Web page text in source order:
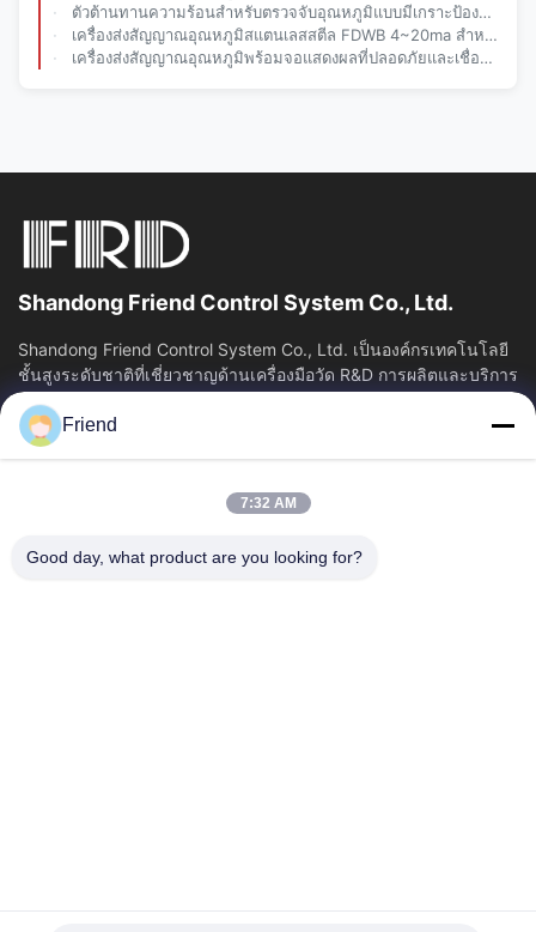
ตัวต้านทานความร้อนสำหรับตรวจจับอุณหภูมิแบบมีเกราะป้องกันสำหรับความแม่นยำสูง
เครื่องส่งสัญญาณอุณหภูมิสแตนเลสสตีล FDWB 4~20ma สำหรับอุตสาหกรรมดูแลสุขภาพ
เครื่องส่งสัญญาณอุณหภูมิพร้อมจอแสดงผลที่ปลอดภัยและเชื่อถือได้ เครื่องวัดอุณหภูมิความแม่นยำสูง
Shandong Friend Control System Co., Ltd.
Shandong Friend Control System Co., Ltd. เป็นองค์กรเทคโนโลยี
ชั้นสูงระดับชาติที่เชี่ยวชาญด้านเครื่องมือวัด R&D การผลิตและบริการ
ควบคุมอุตสาหกรรม...
ลิงค์เร็ว
เกี่ยวกับเรา
ทัวร์โรงงาน
ควบคุมคุณภาพ
Friend
7:32 AM
Good day, what product are you looking for?